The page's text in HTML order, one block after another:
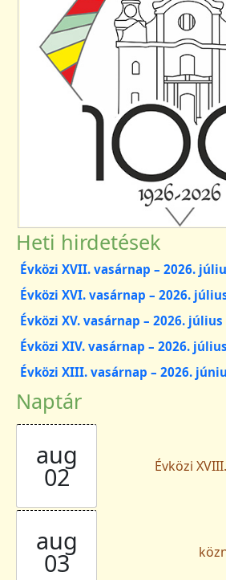
Heti hirdetések
Évközi XVII. vasárnap – 2026.
Évközi XVI. vasárnap – 2026.
Évközi XV. vasárnap – 2026. július
Évközi XIV. vasárnap – 2026.
Évközi XIII. vasárnap – 2026.
Naptár
aug
02 Évközi
aug
03